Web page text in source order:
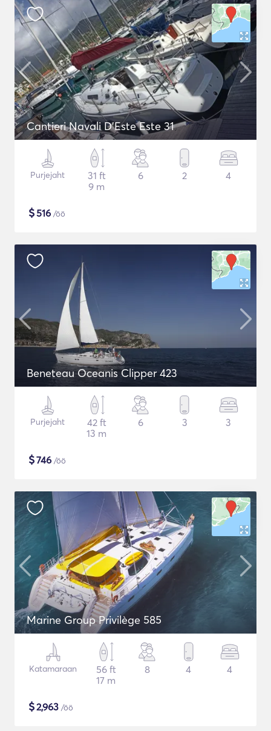
Cantieri Navali D'Este Este 31
Purjejaht
31 ft
9 m
6 2 4
$516 /öö
Beneteau Oceanis Clipper 423
Purjejaht
42 ft
13 m
6 3 3
$746 /öö
Marine Group Privilège 585
Katamaraan
56 ft
17 m
8 4 4
$2,963 /öö